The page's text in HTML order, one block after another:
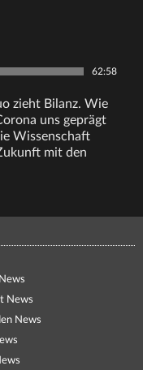
62:58
zieht Bilanz. Wie
uns geprägt
Wissenschaft
mit den
News
News